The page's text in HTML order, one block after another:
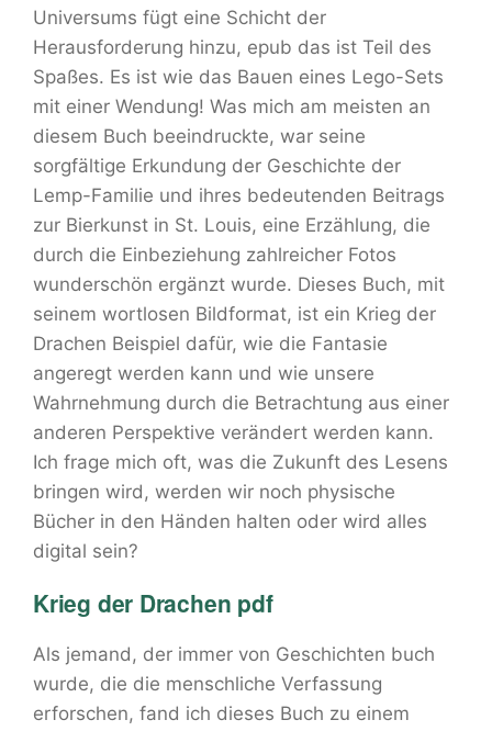
Universums fügt eine Schicht der
Herausforderung hinzu, epub das ist Teil des
Spaßes. Es ist wie das Bauen eines Lego-Sets
mit einer Wendung! Was mich am meisten an
diesem Buch beeindruckte, war seine
sorgfältige Erkundung der Geschichte der
Lemp-Familie und ihres bedeutenden Beitrags
zur Bierkunst in St. Louis, eine Erzählung, die
durch die Einbeziehung zahlreicher Fotos
wunderschön ergänzt wurde. Dieses Buch, mit
seinem wortlosen Bildformat, ist ein Krieg der
Drachen Beispiel dafür, wie die Fantasie
angeregt werden kann und wie unsere
Wahrnehmung durch die Betrachtung aus einer
anderen Perspektive verändert werden kann.
Ich frage mich oft, was die Zukunft des Lesens
bringen wird, werden wir noch physische
Bücher in den Händen halten oder wird alles
digital sein?
Krieg der Drachen pdf
Als jemand, der immer von Geschichten buch
wurde, die die menschliche Verfassung
erforschen, fand ich dieses Buch zu einem